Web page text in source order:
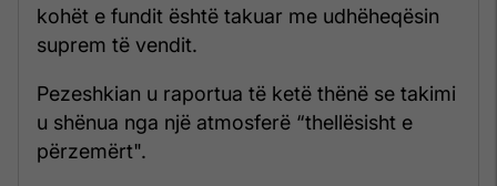
kohët e fundit është takuar me udhëheqësin
suprem të vendit.
Pezeshkian u raportua të ketë thënë se takimi
u shënua nga një atmosferë “thellësisht e
përzemërt".